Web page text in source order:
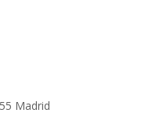
Madrid